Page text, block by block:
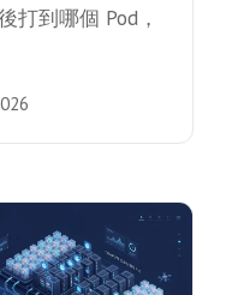
打到哪個 Pod，